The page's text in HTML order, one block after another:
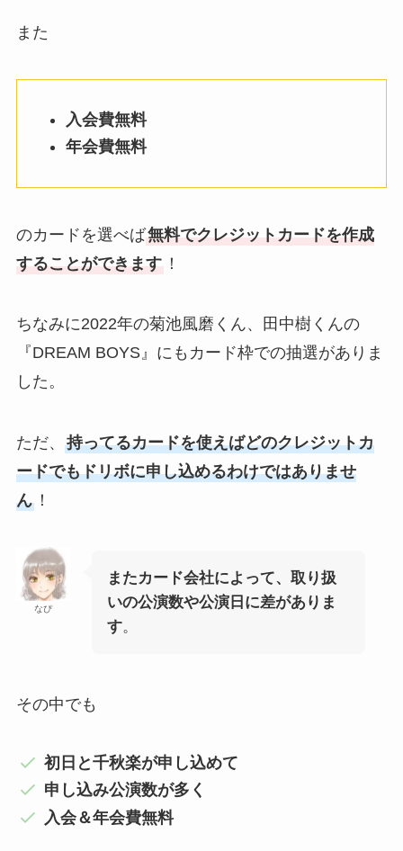
また
入会費無料
年会費無料
のカードを選べば無料でクレジットカードを作成
することができます ！
ちなみに2022年の菊池風磨くん、田中樹くんの
『DREAM BOYS』にもカード枠での抽選がありま
した。
ただ、 持ってるカードを使えばどのクレジットカ
ードでもドリボに申し込めるわけではありませ
ん！
なぴ
またカード会社によって、取り扱
いの公演数や公演日に差がありま
す。
その中でも
初日と千秋楽が申し込めて
申し込み公演数が多く
入会＆年会費無料